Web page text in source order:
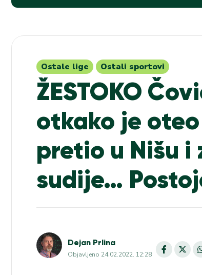
Ostale lige Ostali sportovi
ŽESTOKO
otkako je
pretio u Nišu i
sudije…
Dejan Prlina
Objavljeno 24.02.2022. 12:28